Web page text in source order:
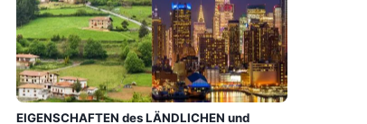
EIGENSCHAFTEN des LÄNDLICHEN und